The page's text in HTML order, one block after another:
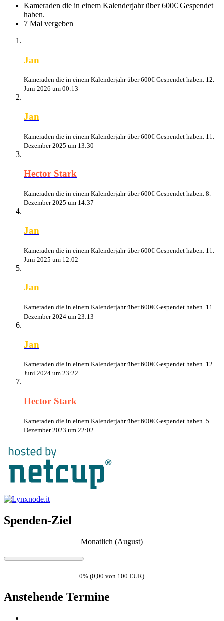
Kameraden die in einem Kalenderjahr über 600€ Gespendet
haben.
7 Mal vergeben
Jan
Kameraden die in einem Kalenderjahr über 600€ Gespendet haben. 12.
Juni 2026 um 00:13
Jan
Kameraden die in einem Kalenderjahr über 600€ Gespendet haben. 11.
Dezember 2025 um 13:30
Hector Stark
Kameraden die in einem Kalenderjahr über 600€ Gespendet haben. 8.
Dezember 2025 um 14:37
Jan
Kameraden die in einem Kalenderjahr über 600€ Gespendet haben. 11.
Juni 2025 um 12:02
Jan
Kameraden die in einem Kalenderjahr über 600€ Gespendet haben. 11.
Dezember 2024 um 23:13
Jan
Kameraden die in einem Kalenderjahr über 600€ Gespendet haben. 12.
Juni 2024 um 23:22
Hector Stark
Kameraden die in einem Kalenderjahr über 600€ Gespendet haben. 5.
Dezember 2023 um 22:02
Spenden-Ziel
Monatlich (August)
0% (0,00 von 100 EUR)
Anstehende Termine